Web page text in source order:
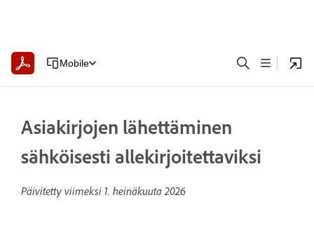
Mobile
Asiakirjojen lähettäminen
sähköisesti allekirjoitettaviksi
Päivitetty viimeksi 1. heinäkuuta 2026